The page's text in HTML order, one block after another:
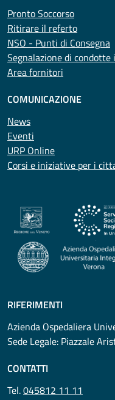
Pronto Soccorso
Ritirare il referto
NSO - Punti di Consegna
Segnalazione di
Area fornitori
COMUNICAZIONE
News
Eventi
URP Online
Corsi e iniziative per i
RIFERIMENTI
Azienda Ospedaliera
Sede Legale: Piazzale
CONTATTI
Tel.045812 11 11